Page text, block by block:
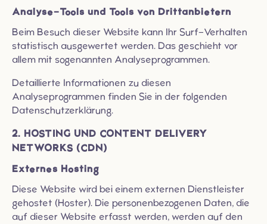
Analyse-Tools und Tools von Dritt­anbietern
Beim Besuch dieser Website kann Ihr Surf-Verhalten
statistisch ausgewertet werden. Das geschieht vor
allem mit sogenannten Analyseprogrammen.
Detaillierte Informationen zu diesen
Analyseprogrammen finden Sie in der folgenden
Datenschutzerklärung.
2. HOSTING UND CONTENT DELIVERY
NETWORKS (CDN)
Externes Hosting
Diese Website wird bei einem externen Dienstleister
gehostet (Hoster). Die personenbezogenen Daten, die
auf dieser Website erfasst werden, werden auf den